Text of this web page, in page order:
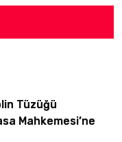
Tüzüğü
Mahkemesi’ne